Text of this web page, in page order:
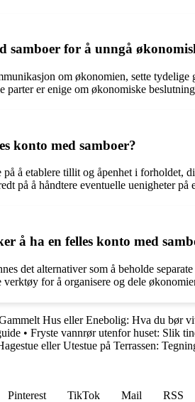
samboer for å unngå
om økonomien, sette
er enige om økonomiske
konto med samboer?
å etablere tillit og åpenhet i
på å håndtere eventuelle uenigheter på
å ha en felles konto med
det alternativer som å beholde
for å organisere og dele
Hus eller Enebolig: Hva du bør
• Fryste vannrør utenfor huset: Slik
eller Utestue på Terrassen:
Pinterest TikTok Mail
RSS